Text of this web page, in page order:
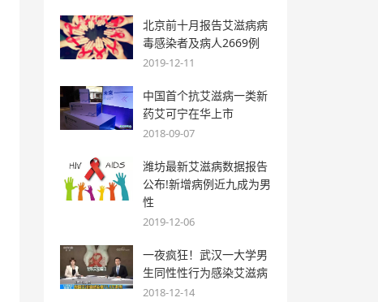
北京前十月报告艾滋病病
毒感染者及病人2669例
2019-12-11
中国首个抗艾滋病一类新
药艾可宁在华上市
2018-09-07
潍坊最新艾滋病数据报告
公布!新增病例近九成为男
性
2019-12-06
一夜疯狂！武汉一大学男
生同性性行为感染艾滋病
2018-12-14